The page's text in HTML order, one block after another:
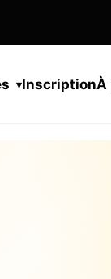
InscriptionÀ